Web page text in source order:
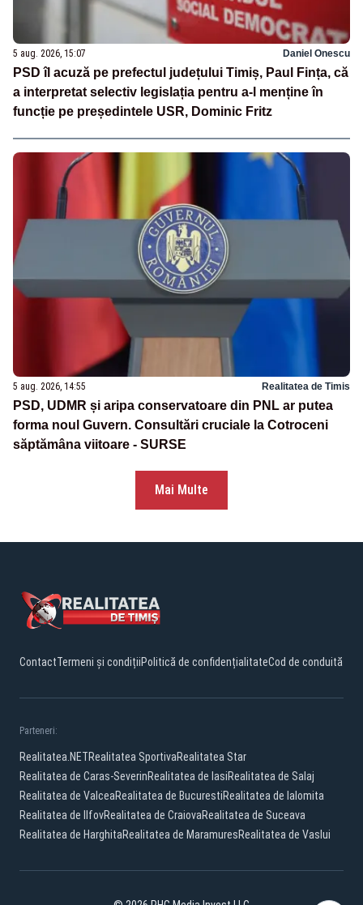
5 aug. 2026, 15:07 Daniel Onescu
PSD îl acuză pe prefectul județului Timiș, Paul Fința, că
a interpretat selectiv legislația pentru a-l menține în
funcție pe președintele USR, Dominic Fritz
5 aug. 2026, 14:55 Realitatea de Timis
PSD, UDMR și aripa conservatoare din PNL ar putea
forma noul Guvern. Consultări cruciale la Cotroceni
săptămâna viitoare - SURSE
Mai Multe
ContactTermeni și condițiiPolitică de confidențialitateCod de conduită
Parteneri:
Realitatea.NETRealitatea SportivaRealitatea Star
Realitatea de Caras-SeverinRealitatea de IasiRealitatea de Salaj
Realitatea de ValceaRealitatea de BucurestiRealitatea de Ialomita
Realitatea de IlfovRealitatea de CraiovaRealitatea de Suceava
Realitatea de HarghitaRealitatea de MaramuresRealitatea de Vaslui